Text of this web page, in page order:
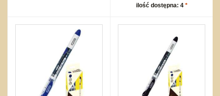
ilość dostępna: 4 *